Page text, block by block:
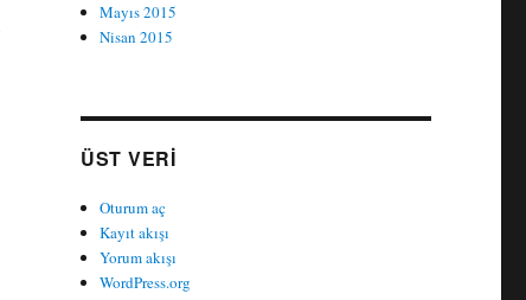
Mayıs 2015
Nisan 2015
ÜST VERI
Oturum aç
Kayıt akışı
Yorum akışı
WordPress.org